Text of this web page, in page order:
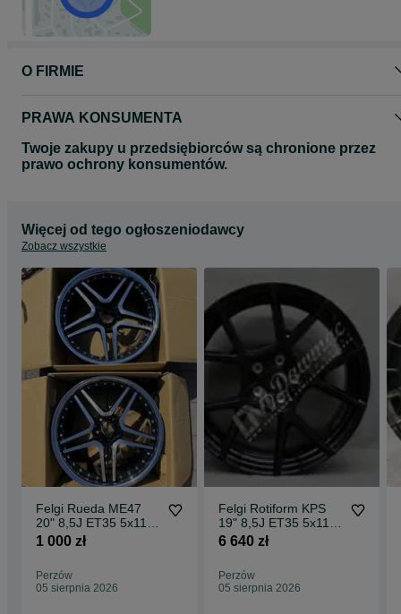
Proszę o kontakt telefoniczny lub za pomocą formularza olx
odnośnie wyboru oraz dostępności felg do Państwa samochodu.
stronie www.dawmac.eu
O FIRMIE
PRAWA KONSUMENTA
Twoje zakupy u przedsiębiorców są chronione przez
prawo ochrony konsumentów.
Więcej od tego ogłoszeniodawcy
Zobacz wszystkie
Felgi Rueda ME47
20" 8,5J ET35 5x112
CBKF1 / 2 sztuki
1 000 zł
Perzów
05 sierpnia 2026
Felgi Rotiform KPS
19" 8,5J ET35 5x112
Matte Black Face w/
6 640 zł
Perzów
05 sierpnia 2026